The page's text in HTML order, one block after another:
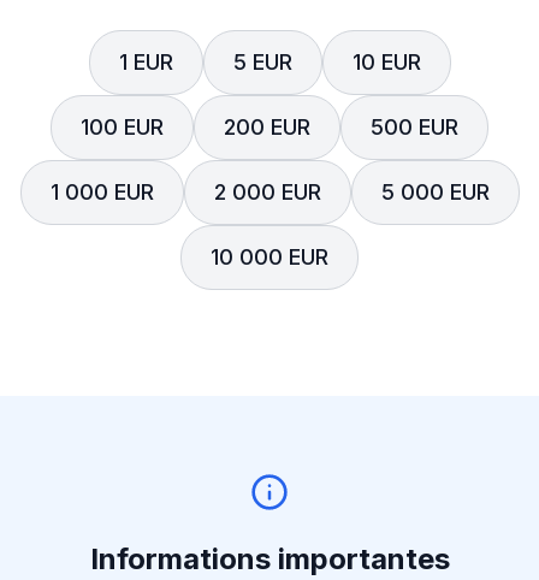
1 EUR 5 EUR 10 EUR
100 EUR 200 EUR 500 EUR
1 000 EUR 2 000 EUR 5 000 EUR
10 000 EUR
Informations importantes